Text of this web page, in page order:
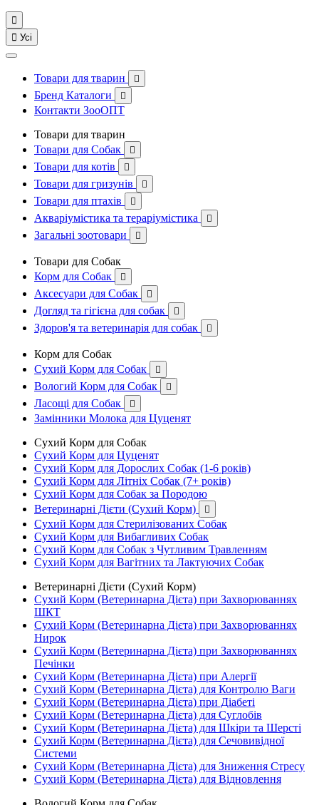

 Усі
Товари для тварин 
Бренд Каталоги 
Контакти ЗооОПТ
Товари для тварин
Товари для Собак

Товари для котів 
Товари для гризунів 
Товари для птахів 
Акваріумістика та тераріумістика 
Загальні зоотовари 
Товари для Собак
Корм для Собак

Аксесуари для Собак 
Догляд та гігієна для собак 
Здоров'я та ветеринарія для собак 
Корм для Собак
Сухий Корм для Собак

Вологий Корм для Собак 
Ласощі для Собак 
Замінники Молока для Цуценят
Сухий Корм для Собак
Сухий Корм для Цуценят
Сухий Корм для Дорослих Собак (1-6 років)
Сухий Корм для Літніх Собак (7+ років)
Сухий Корм для Собак за Породою
Ветеринарні Дієти (Сухий Корм)

Сухий Корм для Стерилізованих Собак
Сухий Корм для Вибагливих Собак
Сухий Корм для Собак з Чутливим Травленням
Сухий Корм для Вагітних та Лактуючих Собак
Ветеринарні Дієти (Сухий Корм)
Сухий Корм (Ветеринарна Дієта) при Захворюваннях
ШКТ
Сухий Корм (Ветеринарна Дієта) при Захворюваннях
Нирок
Сухий Корм (Ветеринарна Дієта) при Захворюваннях
Печінки
Сухий Корм (Ветеринарна Дієта) при Алергії
Сухий Корм (Ветеринарна Дієта) для Контролю Ваги
Сухий Корм (Ветеринарна Дієта) при Діабеті
Сухий Корм (Ветеринарна Дієта) для Суглобів
Сухий Корм (Ветеринарна Дієта) для Шкіри та Шерсті
Сухий Корм (Ветеринарна Дієта) для Сечовивідної
Системи
Сухий Корм (Ветеринарна Дієта) для Зниження Стресу
Сухий Корм (Ветеринарна Дієта) для Відновлення